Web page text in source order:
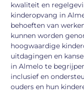
kwaliteit en
kinderopvang in
behoeften van
kunnen worden
hoogwaardige
uitdagingen en
in Almelo te
inclusief en
ouders en hun